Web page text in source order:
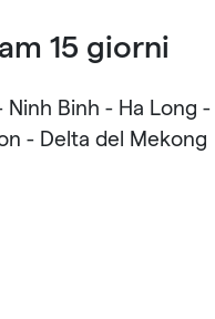
15 giorni
Ninh Binh - Ha Long -
- Delta del Mekong